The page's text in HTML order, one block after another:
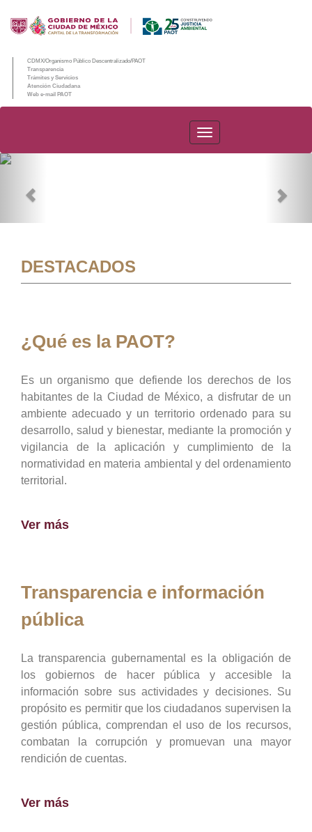
CDMX/Organismo Público Descentralizado/PAOT
Transparencia
Trámites y Servicios
Atención Ciudadana
Web e-mail PAOT
PAOT
DESTACADOS
¿Qué es la PAOT?
Es un organismo que defiende los derechos de los
habitantes de la Ciudad de México, a disfrutar de un
ambiente adecuado y un territorio ordenado para su
desarrollo, salud y bienestar, mediante la promoción y
vigilancia de la aplicación y cumplimiento de la
normatividad en materia ambiental y del ordenamiento
territorial.
Ver más
Transparencia e información
pública
La transparencia gubernamental es la obligación de
los gobiernos de hacer pública y accesible la
información sobre sus actividades y decisiones. Su
propósito es permitir que los ciudadanos supervisen la
gestión pública, comprendan el uso de los recursos,
combatan la corrupción y promuevan una mayor
rendición de cuentas.
Ver más